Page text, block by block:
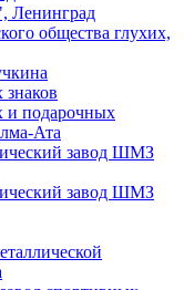
Ленинград
общества глухих,
и подарочных
Ата
завод ШМЗ
завод ШМЗ